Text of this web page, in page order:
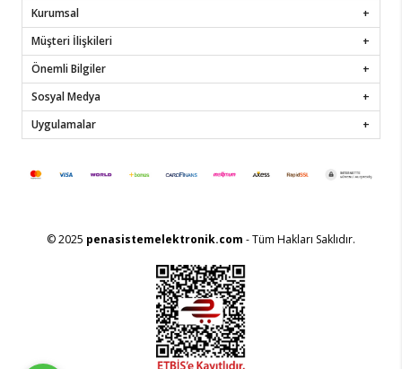
Kurumsal
Müşteri İlişkileri
Önemli Bilgiler
Sosyal Medya
Uygulamalar
© 2025 penasistemelektronik.com - Tüm Hakları Saklıdır.